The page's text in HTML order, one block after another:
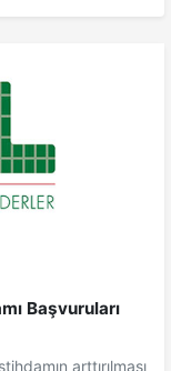
Başvuruları
arttırılması